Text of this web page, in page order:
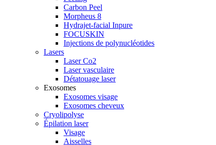
Carbon Peel
Morpheus 8
Hydrajet-facial Inpure
FOCUSKIN
Injections de polynucléotides
Lasers
Laser Co2
Laser vasculaire
Détatouage laser
Exosomes
Exosomes visage
Exosomes cheveux
Cryolipolyse
Épilation laser
Visage
Aisselles